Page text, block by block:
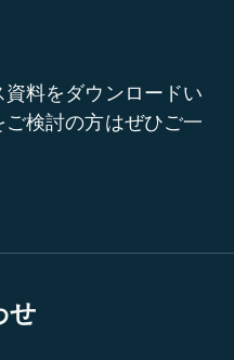
料をダウンロードい
検討の方はぜひご一
せ